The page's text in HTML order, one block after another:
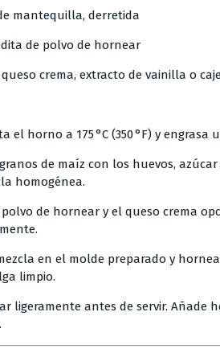
mantequilla, derretida
de polvo de hornear
crema, extracto de vainilla o
el horno a 175 °C (350 °F) y
de maíz con los huevos,
homogénea.
polvo de hornear y el queso crema
en el molde preparado y
limpio.
ligeramente antes de servir.